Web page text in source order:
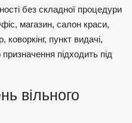
без складної процедури
магазин, салон краси,
пункт видачі,
підходить під
вільного